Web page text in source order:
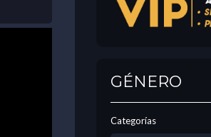
GÉNERO
Categorías